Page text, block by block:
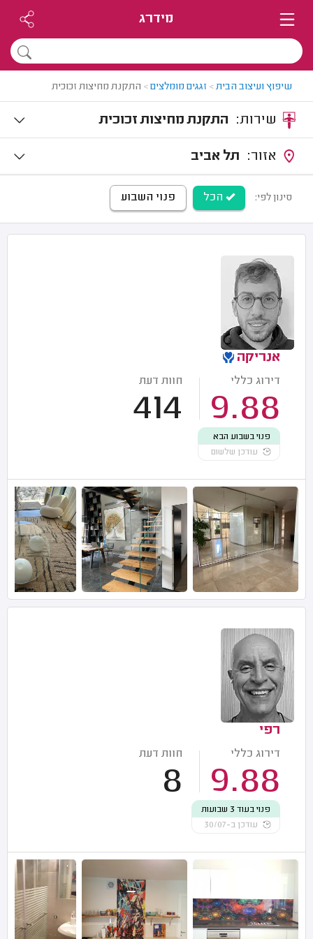
מידרג
שיפוץ ועיצוב הבית> זגגים מומלצים> התקנת מחיצות זכוכית
התקנת מחיצות זכוכית
תל אביב
סינון לפי: הכל פנוי השבוע
אנריקה
דירוג כללי
9.88
חוות דעת
414
פנוי בשבוע הבא
עודכן שלשום
רפי
דירוג כללי
9.88
חוות דעת
8
פנוי בעוד 3 שבועות
עודכן ב-30/07